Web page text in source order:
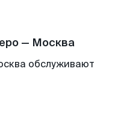
— Москва
обслуживают